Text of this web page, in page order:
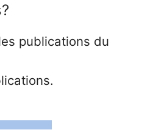
publications du